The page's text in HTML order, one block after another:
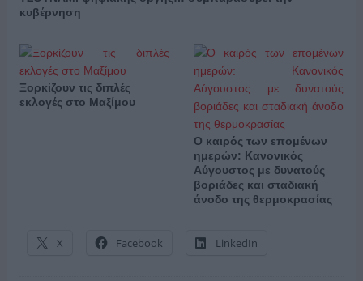
κυβέρνηση
Ξορκίζουν τις διπλές
εκλογές στο Μαξίμου
Ο καιρός των επομένων
ημερών: Κανονικός
Αύγουστος με δυνατούς
βοριάδες και σταδιακή
άνοδο της θερμοκρασίας
X Facebook LinkedIn